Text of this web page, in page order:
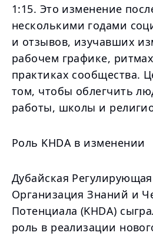
1:15. Это изменение
несколькими годами
и отзывов, изучавших
рабочем графике,
практиках сообщества.
том, чтобы облегчить
работы, школы и
Роль KHDA в изменении
Дубайская
Организация Знаний и
Потенциала (KHDA)
роль в реализации